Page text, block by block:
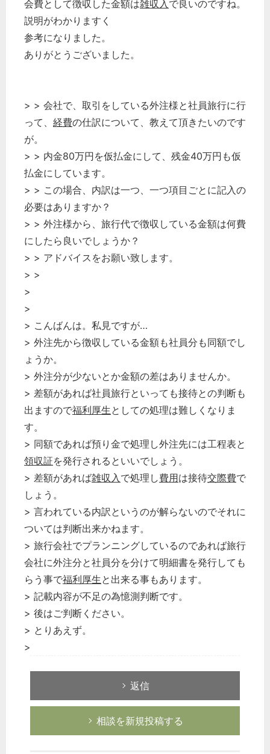
会費として徴収した金額は雑収入で良いのですね。
説明がわかりますく
参考になりました。
ありがとうございました。
> > 会社で、取引をしている外注様と社員旅行に行
って、 経費の仕訳について、教えて頂きたいのです
が。
> > 内金80万円を仮払金にして、残金40万円も仮
払金にしています。
> > この場合、内訳は一つ、一つ項目ごとに記入の
必要はありますか？
> > 外注様から、旅行代で徴収している金額は何費
にしたら良いでしょうか？
> > アドバイスをお願い致します。
> >
>
>
> こんばんは。私見ですが…
> 外注先から徴収している金額も社員分も同額でし
ょうか。
> 外注分が少ないとか金額の差はありませんか。
> 差額があれば社員旅行といっても接待との判断も
出ますので福利厚生としての処理は難しくなりま
す。
> 同額であれば預り金で処理し外注先には工程表と
領収証を発行されるといいでしょう。
> 差額があれば雑収入で処理し費用は接待交際費で
しょう。
> 言われている内訳というのが解らないのでそれに
ついては判断出来かねます。
> 旅行会社でプランニングしているのであれば旅行
会社に外注分と社員分を分けて明細書を発行しても
らう事で福利厚生と出来る事もあります。
> 記載内容が不足の為憶測判断です。
> 後はご判断ください。
> とりあえず。
>
返信
相談を新規投稿する